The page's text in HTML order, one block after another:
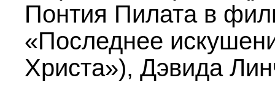
Понтия Пилата в
«Последнее
Христа»), Дэвида